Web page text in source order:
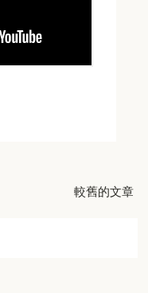
較舊的文章